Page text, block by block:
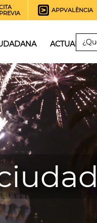
PREVIA
APPVALÈNCIA